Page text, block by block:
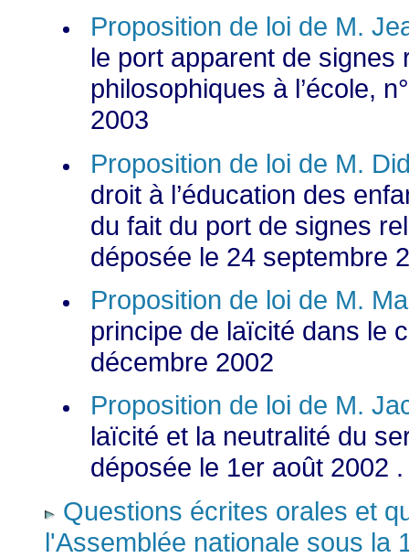
Proposition de loi de M.
le port apparent de signes
philosophiques à l’école,
2003
Proposition de loi de M.
droit à l’éducation des
du fait du port de signes
déposée le 24 septembre
Proposition de loi de M.
principe de laïcité dans le
décembre 2002
Proposition de loi de M.
laïcité et la neutralité du
déposée le 1er août 2002 .
Questions écrites orales et
l'Assemblée nationale sous la